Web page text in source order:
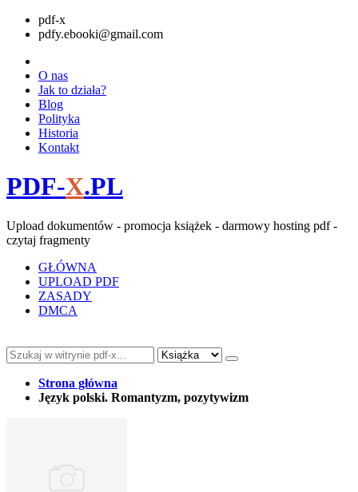
pdf-x
pdfy.ebooki@gmail.com
O nas
Jak to działa?
Blog
Polityka
Historia
Kontakt
PDF-X.PL
Upload dokumentów - promocja książek - darmowy hosting pdf -
czytaj fragmenty
GŁÓWNA
UPLOAD PDF
ZASADY
DMCA
Strona główna
Język polski. Romantyzm, pozytywizm